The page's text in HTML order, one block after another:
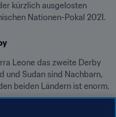
kürzlich ausgelosten
Nationen-Pokal 2021.
Leone das zweite Derby
und Sudan sind Nachbarn,
beiden Ländern ist enorm.
ist immer das erste Mal